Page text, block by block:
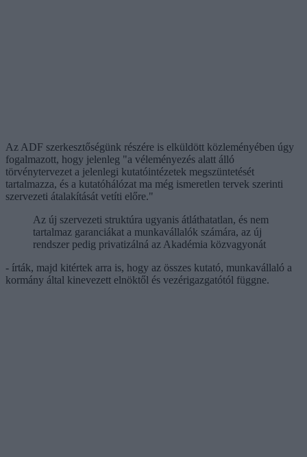
Az ADF szerkesztőségünk részére is elküldött közleményében úgy
fogalmazott, hogy jelenleg "a véleményezés alatt álló
törvénytervezet a jelenlegi kutatóintézetek megszüntetését
tartalmazza, és a kutatóhálózat ma még ismeretlen tervek szerinti
szervezeti átalakítását vetíti előre."
Az új szervezeti struktúra ugyanis átláthatatlan, és nem
tartalmaz garanciákat a munkavállalók számára, az új
rendszer pedig privatizálná az Akadémia közvagyonát
- írták, majd kitértek arra is, hogy az összes kutató, munkavállaló a
kormány által kinevezett elnöktől és vezérigazgatótól függne.